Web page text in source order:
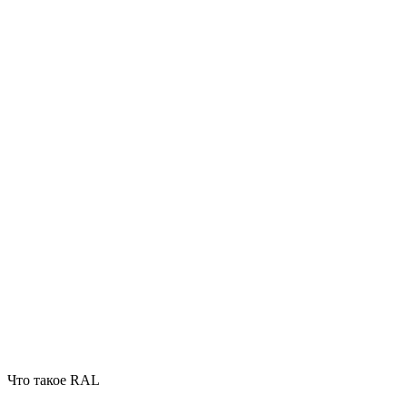
Что такое RAL